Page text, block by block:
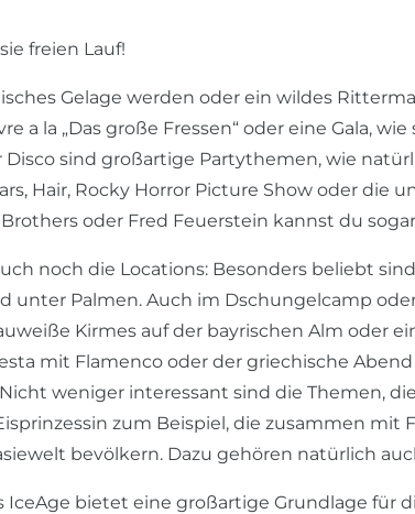
freien Lauf!
Gelage werden oder ein wildes
a la „Das große Fressen“ oder eine Gala,
Disco sind großartige Partythemen, wie
Hair, Rocky Horror Picture Show oder die
oder Fred Feuerstein kannst du
noch die Locations: Besonders beliebt
unter Palmen. Auch im Dschungelcamp
Kirmes auf der bayrischen Alm oder
mit Flamenco oder der griechische
weniger interessant sind die Themen,
zum Beispiel, die zusammen mit
bevölkern. Dazu gehören natürlich
IceAge bietet eine großartige Grundlage für